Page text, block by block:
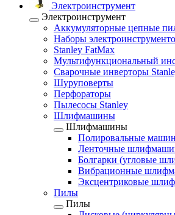
Электроинструмент
Электроинструмент
Аккумуляторные цепные
Наборы
Stanley FatMax
Мультифункциональный
Сварочные инверторы
Шуруповерты
Перфораторы
Пылесосы Stanley
Шлифмашины
Шлифмашины
Полировальные
Ленточные
Болгарки (угловые
Вибрационные
Эксцентриковые
Пилы
Пилы